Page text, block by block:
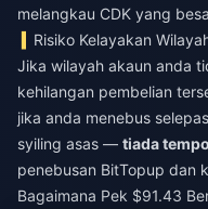
melangkau CDK yang
Risiko Kelayakan
Jika wilayah akaun anda
kehilangan pembelian
jika anda menebus
syiling asas — tiada
penebusan BitTopup dan
Bagaimana Pek $91.43